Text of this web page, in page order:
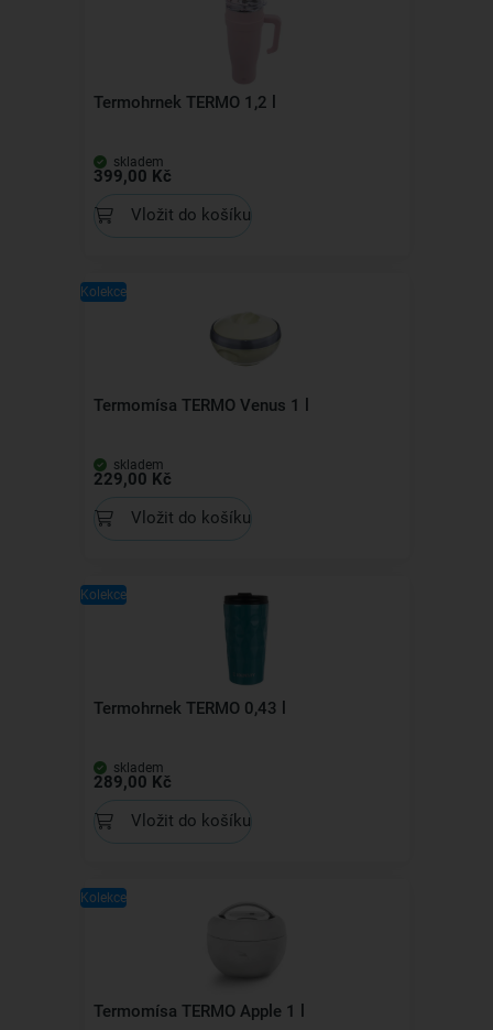
Termohrnek TERMO 1,2 l
skladem
399,00 Kč
Vložit do košíku
Kolekce
Termomísa TERMO Venus 1 l
skladem
229,00 Kč
Vložit do košíku
Kolekce
Termohrnek TERMO 0,43 l
skladem
289,00 Kč
Vložit do košíku
Kolekce
Termomísa TERMO Apple 1 l